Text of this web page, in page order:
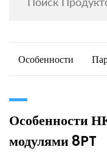
Особенности
Особенности
модулями 8PT